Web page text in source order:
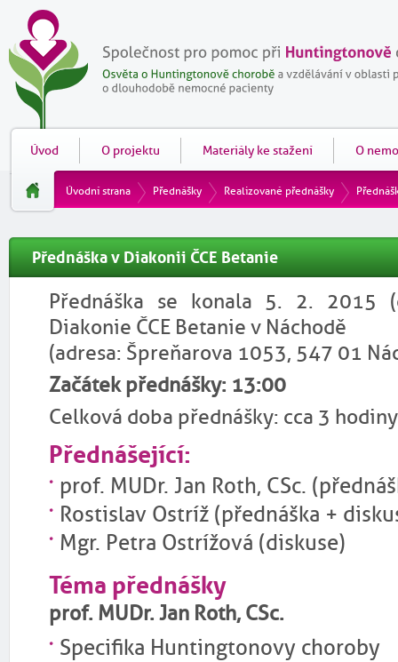
Úvod O projektu Materiály ke stažení O
Úvodní strana Přednášky Realizované přednášky
Přednáška v Diakonii ČCE Betanie
Přednáška se konala 5. 2. 2015
Diakonie ČCE Betanie v Náchodě
(adresa: Špreňarova 1053, 547 01
Začátek přednášky: 13:00
Celková doba přednášky: cca 3
Přednášející:
prof. MUDr. Jan Roth, CSc.
Rostislav Ostríž (přednáška +
Mgr. Petra Ostrížová (diskuse)
Téma přednášky
prof. MUDr. Jan Roth, CSc.
Specifika Huntingtonovy choroby